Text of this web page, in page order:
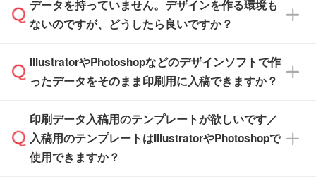
ル」に注文予定日をご入力いただくと、おおよ
その締切日や出荷目安をご確認いただけます。
品が決まりましたらお早めのご発注をお願いい
たします。
※土日祝日を除く営業日換算です。
※沖縄・離島は追加日数がかかります。
【個包装なし】 個包装がされていない状態で
※化粧箱から白箱への入れ替えや、オリジナル
箱の作成は原則承っておりません。
データを持っていません。デザインを作る環境も
ないのですが、どうしたら良いですか？
無料の「デザインシミュレーター」を使えば、
PCやスマホから簡単にデザインを作成できま
ザインソフトがなくても安心です。
また、「データ作成サービス
IllustratorやPhotoshopなどのデザインソフトで作
ったデータをそのまま印刷用に入稿できますか？
IllustratorやPhotoshop、CLIP STUDIOなどのデ
ザインソフトでこだわりのデザインを作成した
い方は、完全データ入稿
印刷データ入稿用のテンプレートが欲しいです／
入稿用のテンプレートはIllustratorやPhotoshopで
使用できますか？